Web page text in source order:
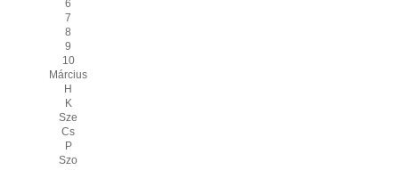
6
7
8
9
10
Március
H
K
Sze
Cs
P
Szo